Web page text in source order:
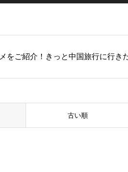
をご紹介！きっと中国旅行に行き
古い順